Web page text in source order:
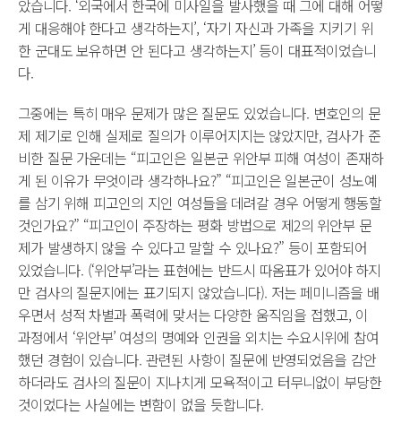
았습니다. ‘외국에서 한국에 미사일을 발사했을 때 그에 대해 어떻
게 대응해야 한다고 생각하는지’, ‘자기 자신과 가족을 지키기 위
한 군대도 보유하면 안 된다고 생각하는지’ 등이 대표적이었습니
다.
그중에는 특히 매우 문제가 많은 질문도 있었습니다. 변호인의 문
제 제기로 인해 실제로 질의가 이루어지지는 않았지만, 검사가 준
비한 질문 가운데는 “피고인은 일본군 위안부 피해 여성이 존재하
게 된 이유가 무엇이라 생각하나요?” “피고인은 일본군이 성노예
를 삼기 위해 피고인의 지인 여성들을 데려갈 경우 어떻게 행동할
것인가요?” “피고인이 주장하는 평화 방법으로 제2의 위안부 문
제가 발생하지 않을 수 있다고 말할 수 있나요?” 등이 포함되어
있었습니다. (‘위안부’라는 표현에는 반드시 따옴표가 있어야 하지
만 검사의 질문지에는 표기되지 않았습니다). 저는 페미니즘을 배
우면서 성적 차별과 폭력에 맞서는 다양한 움직임을 접했고, 이
과정에서 ‘위안부’ 여성의 명예와 인권을 외치는 수요시위에 참여
했던 경험이 있습니다. 관련된 사항이 질문에 반영되었음을 감안
하더라도 검사의 질문이 지나치게 모욕적이고 터무니없이 부당한
것이었다는 사실에는 변함이 없을 듯합니다.